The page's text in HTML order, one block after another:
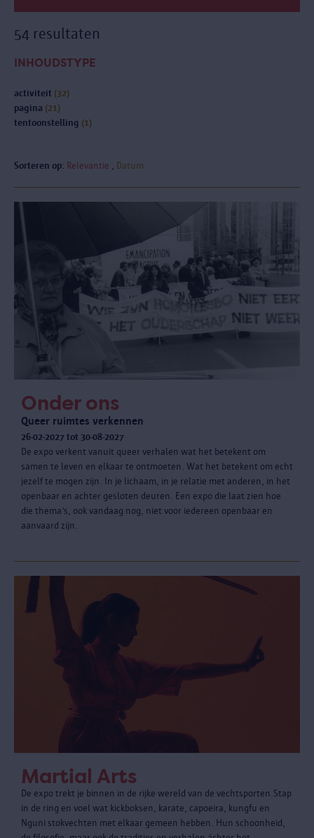
54 resultaten
INHOUDSTYPE
activiteit (32)
pagina (21)
tentoonstelling (1)
Sorteren op: Relevantie Datum
Onder ons
Queer ruimtes verkennen
26-02-2027 tot 30-08-2027
De expo verkent vanuit queer verhalen wat het betekent om
samen te leven en elkaar te ontmoeten. Wat het betekent om echt
jezelf te mogen zijn. In je lichaam, in je relatie met anderen, in het
openbaar en achter gesloten deuren. Een expo die laat zien hoe
die thema’s, ook vandaag nog, niet voor iedereen openbaar en
aanvaard zijn.
Martial Arts
De expo trekt je binnen in de rijke wereld van de vechtsporten.Stap
in de ring en voel wat kickboksen, karate, capoeira, kungfu en
Nguni stokvechten met elkaar gemeen hebben. Hun schoonheid,